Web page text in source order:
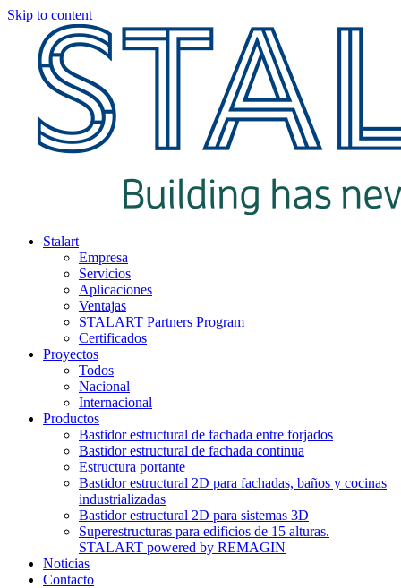
Skip to content
Stalart
Empresa
Servicios
Aplicaciones
Ventajas
STALART Partners Program
Certificados
Proyectos
Todos
Nacional
Internacional
Productos
Bastidor estructural de fachada entre forjados
Bastidor estructural de fachada continua
Estructura portante
Bastidor estructural 2D para fachadas, baños y cocinas
industrializadas
Bastidor estructural 2D para sistemas 3D
Superestructuras para edificios de 15 alturas.
STALART powered by REMAGIN
Noticias
Contacto